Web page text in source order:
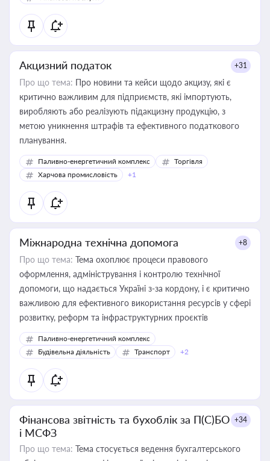
Акцизний податок +31
Про що тема: Про новини та кейси щодо акцизу, які є
критично важливим для підприємств, які імпортують,
виробляють або реалізують підакцизну продукцію, з
метою уникнення штрафів та ефективного податкового
планування.
Паливно-енергетичний комплекс
Торгівля
Харчова промисловість
+1
Міжнародна технічна допомога +8
Про що тема: Тема охоплює процеси правового
оформлення, адміністрування і контролю технічної
допомоги, що надається Україні з-за кордону, і є критично
важливою для ефективного використання ресурсів у сфері
розвитку, реформ та інфраструктурних проєктів
Паливно-енергетичний комплекс
Будівельна діяльність
Транспорт +2
Фінансова звітність та бухоблік за П(С)БО
і МСФЗ
+34
Про що тема: Тема стосується ведення бухгалтерського